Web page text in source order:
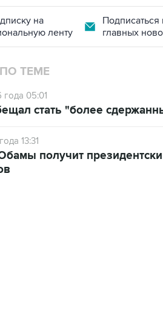
на
ленту
Подписаться
главных
ТЕМЕ
года 05:01
стать "более
13:31
получит